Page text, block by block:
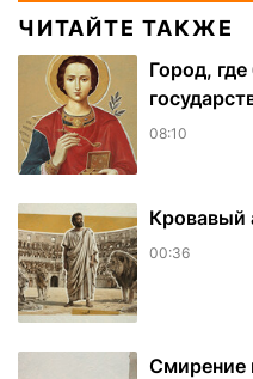
ЧИТАЙТЕ ТАКЖЕ
Город,
08:10
​Кровавый
00:36
Смирение